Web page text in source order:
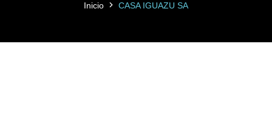
Inicio CASA IGUAZU SA